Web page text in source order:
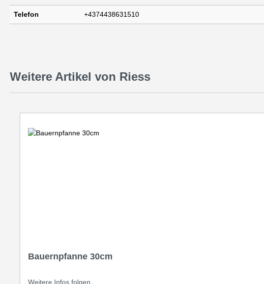
Telefon +4374438631510
Weitere Artikel von Riess
Bauernpfanne 30cm
Weitere Infos folgen.